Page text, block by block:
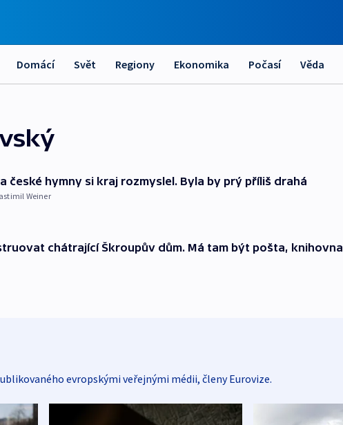
Domácí Svět Regiony Ekonomika Počasí Věda
české hymny si kraj rozmyslel. Byla by prý příliš drahá
Weiner
chátrající Škroupův dům. Má tam být pošta, knihovna
evropskými veřejnými médii, členy Eurovize.